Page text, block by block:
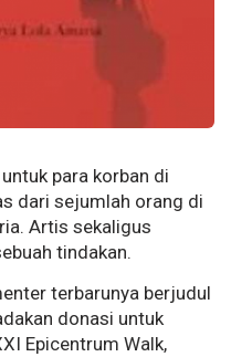
para korban di
dari sejumlah orang di
Artis sekaligus
tindakan.
terbarunya berjudul
donasi untuk
Epicentrum Walk,